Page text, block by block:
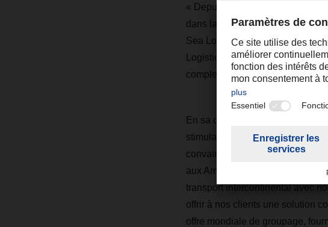
« Depuis 2003, Edoardo
dans la croissance de notre
Sea Logistics. L'arrivée du Dr.
Logistics un stratège logistique
complexes auxquels les
En sa qualité de COO Air & Sea
stimulation de la croissance de
convaincus que l'impulsion
aux Amériques », déclare
transport intercontinental avec
offrir à nos clients une solution
offre mondiale de groupage,